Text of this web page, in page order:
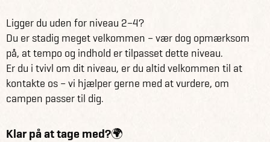
Ligger du uden for niveau 2–4?
Du er stadig meget velkommen – vær dog opmærksom
på, at tempo og indhold er tilpasset dette niveau.
Er du i tvivl om dit niveau, er du altid velkommen til at
kontakte os – vi hjælper gerne med at vurdere, om
campen passer til dig.
Klar på at tage med?🌍